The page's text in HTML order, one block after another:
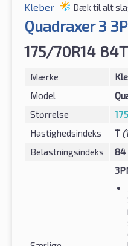
Kleber Dæk til alt
Quadraxer 3
175/70R14 84T
Mærke
Model
Størrelse
Hastighedsindeks
T
Belastningsindeks
84